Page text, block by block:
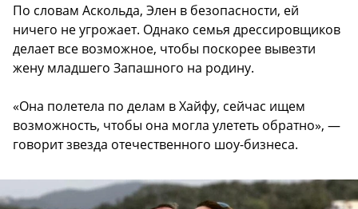
По словам Аскольда, Элен в безопасности, ей
ничего не угрожает. Однако семья дрессировщиков
делает все возможное, чтобы поскорее вывезти
жену младшего Запашного на родину.
«Она полетела по делам в Хайфу, сейчас ищем
возможность, чтобы она могла улететь обратно», —
говорит звезда отечественного шоу-бизнеса.